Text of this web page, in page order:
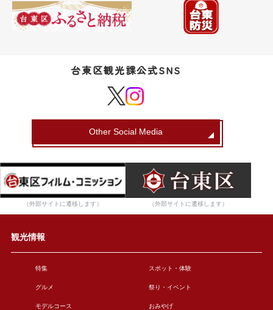
台東区観光課公式SNS
Other Social Media
（外部サイトに遷移します） （外部サイトに遷移します）
観光情報
特集 スポット・体験
グルメ 祭り・イベント
モデルコース おみやげ